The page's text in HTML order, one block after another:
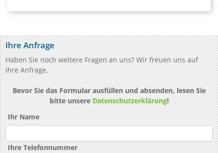
Ihre Anfrage
Haben Sie noch weitere Fragen an uns? Wir freuen uns auf
ihre Anfrage.
Bevor Sie das Formular ausfüllen und absenden, lesen Sie
bitte unsere Datenschutzerklärung!
Ihr Name
Ihre Telefonnummer